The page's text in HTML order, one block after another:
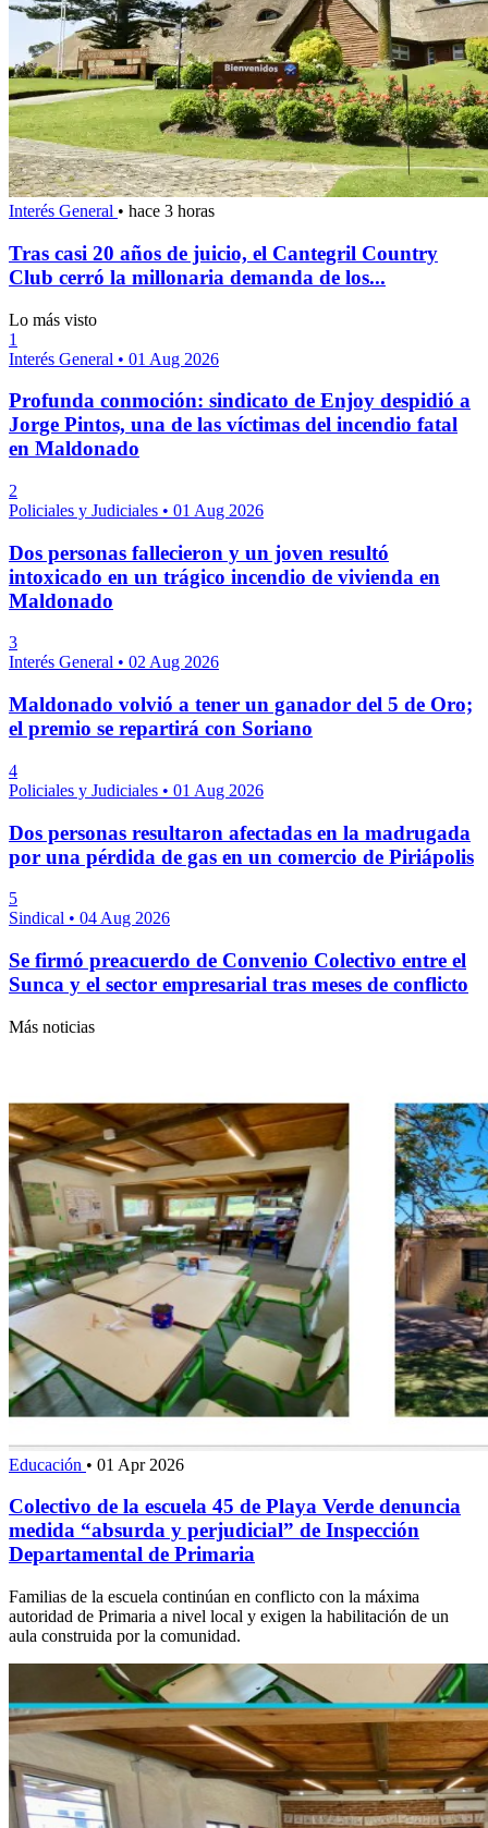
Interés General • hace 3 horas
Tras casi 20 años de juicio, el Cantegril Country
Club cerró la millonaria demanda de los...
Lo más visto
1
Interés General • 01 Aug 2026
Profunda conmoción: sindicato de Enjoy despidió a
Jorge Pintos, una de las víctimas del incendio fatal
en Maldonado
2
Policiales y Judiciales • 01 Aug 2026
Dos personas fallecieron y un joven resultó
intoxicado en un trágico incendio de vivienda en
Maldonado
3
Interés General • 02 Aug 2026
Maldonado volvió a tener un ganador del 5 de Oro;
el premio se repartirá con Soriano
4
Policiales y Judiciales • 01 Aug 2026
Dos personas resultaron afectadas en la madrugada
por una pérdida de gas en un comercio de Piriápolis
5
Sindical • 04 Aug 2026
Se firmó preacuerdo de Convenio Colectivo entre el
Sunca y el sector empresarial tras meses de conflicto
Más noticias
Educación • 01 Apr 2026
Colectivo de la escuela 45 de Playa Verde denuncia
medida “absurda y perjudicial” de Inspección
Departamental de Primaria
Familias de la escuela continúan en conflicto con la máxima
autoridad de Primaria a nivel local y exigen la habilitación de un
aula construida por la comunidad.